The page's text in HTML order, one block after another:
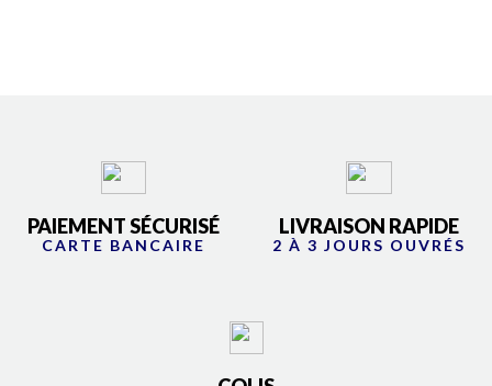
PAIEMENT SÉCURISÉ
CARTE BANCAIRE
LIVRAISON RAPIDE
2 À 3 JOURS OUVRÉS